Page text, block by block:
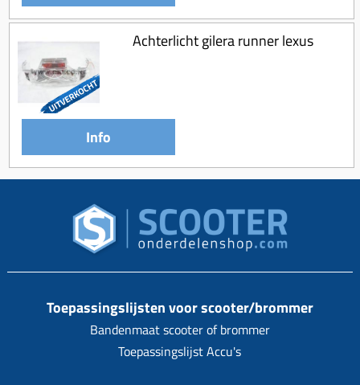
Achterlicht gilera runner lexus
Info
Toepassingslijsten voor scooter/brommer
Bandenmaat scooter of brommer
Toepassingslijst Accu's